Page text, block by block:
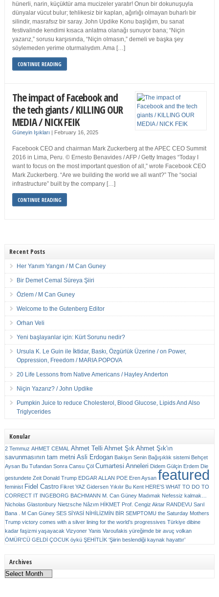
hünerli, narin, küçüktür ama mucizeler yaratır! Onun bir dokunuşuyla
dünyalar vücut bulur; tehlikesiz bir kaplan, ağırlığı olmayan buharlı bir
silindir, masrafsız bir saray. John Updike Konu başlığım, bu sanat
festivalinde kendimi kısaca anlatma olanağı sunuyor bana; “Niçin
yazarız,” sorusu karşısında, “Niçin olmasın,” demeli ve başka şey
söylemeden yerime oturmalıydım. Ama […]
CONTINUE READING
The impact of Facebook and
the tech giants / KILLING OUR
MEDIA / NICK FEIK
Güneyin Işıkları | February 16, 2025
Facebook CEO and chairman Mark Zuckerberg at the APEC CEO Summit
2016 in Lima, Peru. © Ernesto Benavides / AFP / Getty Images “Today I
want to focus on the most important question of all,” wrote Facebook CEO
Mark Zuckerberg. “Are we building the world we all want?” The “social
infrastructure” built by the company […]
CONTINUE READING
Recent Posts
Her Yanım Yangın / M Can Guney
Bir Demet Cemal Süreya Şiiri
Özlem / M Can Guney
Welcome to the Gutenberg Editor
Orhan Veli
Yeni başlayanlar için: Kürt Sorunu nedir?
Ursula K. Le Guin ile İktidar, Baskı, Özgürlük Üzerine / on Power,
Oppression, Freedom / MARIA POPOVA
20 Life Lessons from Native Americans / Hayley Anderton
Niçin Yazarız? / John Updike
Pumpkin Juice to reduce Cholesterol, Blood Glucose, Lipids And Also
Triglycerides
Konular
2 Temmuz AHMET CEMAL Ahmet Telli Ahmet Şık Ahmet Şık'ın
savunmasının tam metni Asli Erdogan Bakişın Senin Bağışıklık sistemi Behçet
Aysan Bu Tufandan Sonra Cansu Çöl Cumartesi Anneleri Didem Gülçin Erdem Die
gestundete Zeit Donald Trump EDGAR ALLAN POE Eren Aysan featured
feminist Fidel Castro Fikret YAZ Gidersen Yıkılır Bu Kent HERE’S WHAT TO DO TO
CORRECT IT INGEBORG BACHMANN M. Can Güney Madımak Nefessiz kalmak…
Nicholas Glastonbury Nietzsche Nâzım HİKMET Prof. Cengiz Aktar RANDEVU Sarıl
Bana . M Can Güney SES SİYASİ NİHİLİZMİN BİR SEMPTOMU the Saturday Mothers
Trump victory comes with a silver lining for the world’s progressives Türkiye dibine
kadar faşizmi yaşayacak Vizyoner Yanis Varoufakis yüreğimde bir avuç volkan
ÖMÜR'CÜ GELDİ ÇOCUK öykü ŞEHİTLİK ‘Şiirin beslendiği kaynak hayattır’
Archives
Archives